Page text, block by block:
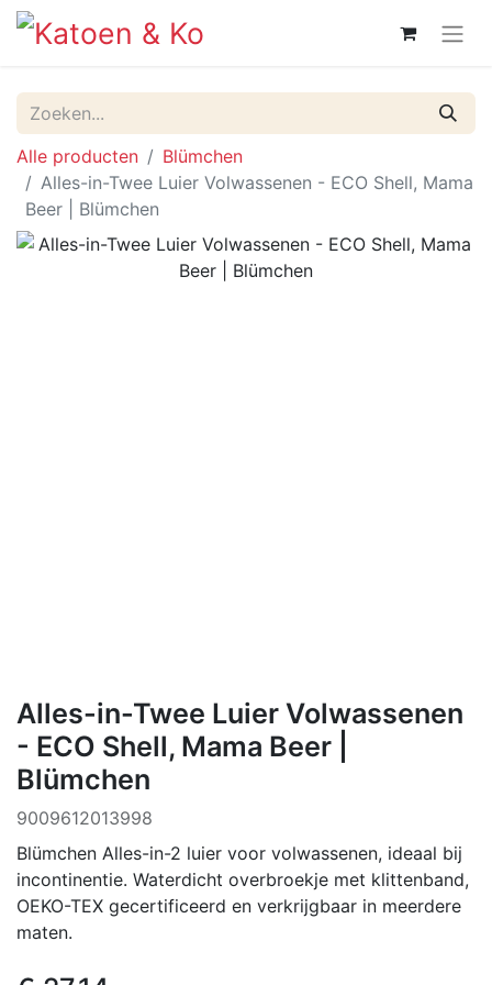
Alle producten
Blümchen
Alles-in-Twee Luier Volwassenen - ECO Shell, Mama
Beer | Blümchen
Alles-in-Twee Luier Volwassenen
- ECO Shell, Mama Beer |
Blümchen
9009612013998
Blümchen Alles-in-2 luier voor volwassenen, ideaal bij
incontinentie. Waterdicht overbroekje met klittenband,
OEKO-TEX gecertificeerd en verkrijgbaar in meerdere
maten.